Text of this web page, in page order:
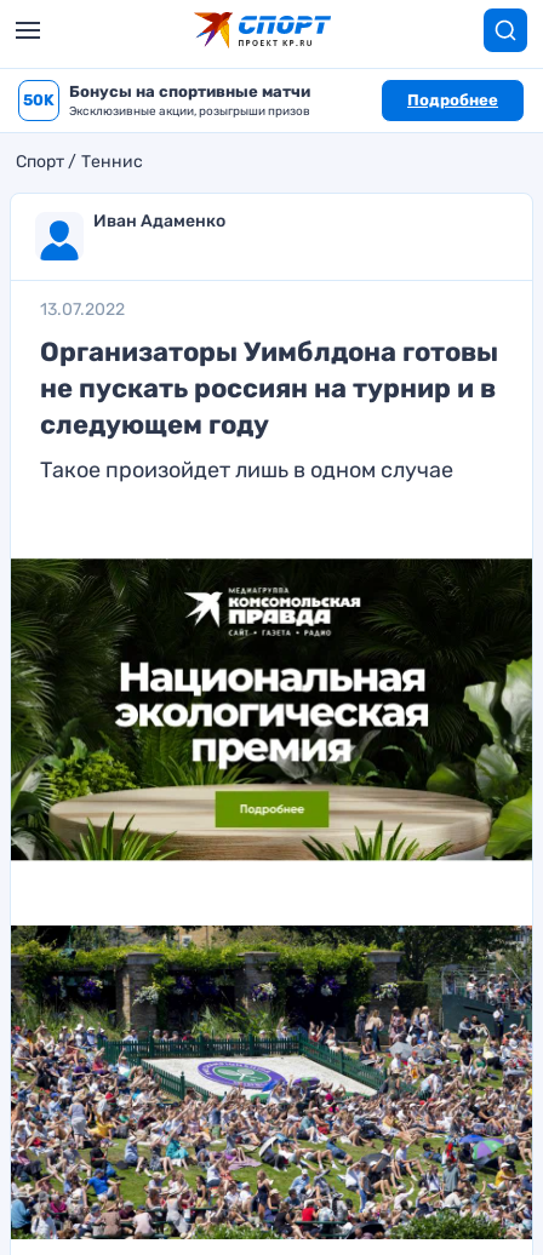
50K Бонусы на спортивные матчи
Эксклюзивные акции, розыгрыши призов
Подробнее
Спорт Теннис
Иван Адаменко
13.07.2022
Организаторы Уимблдона готовы
не пускать россиян на турнир и в
следующем году
Такое произойдет лишь в одном случае